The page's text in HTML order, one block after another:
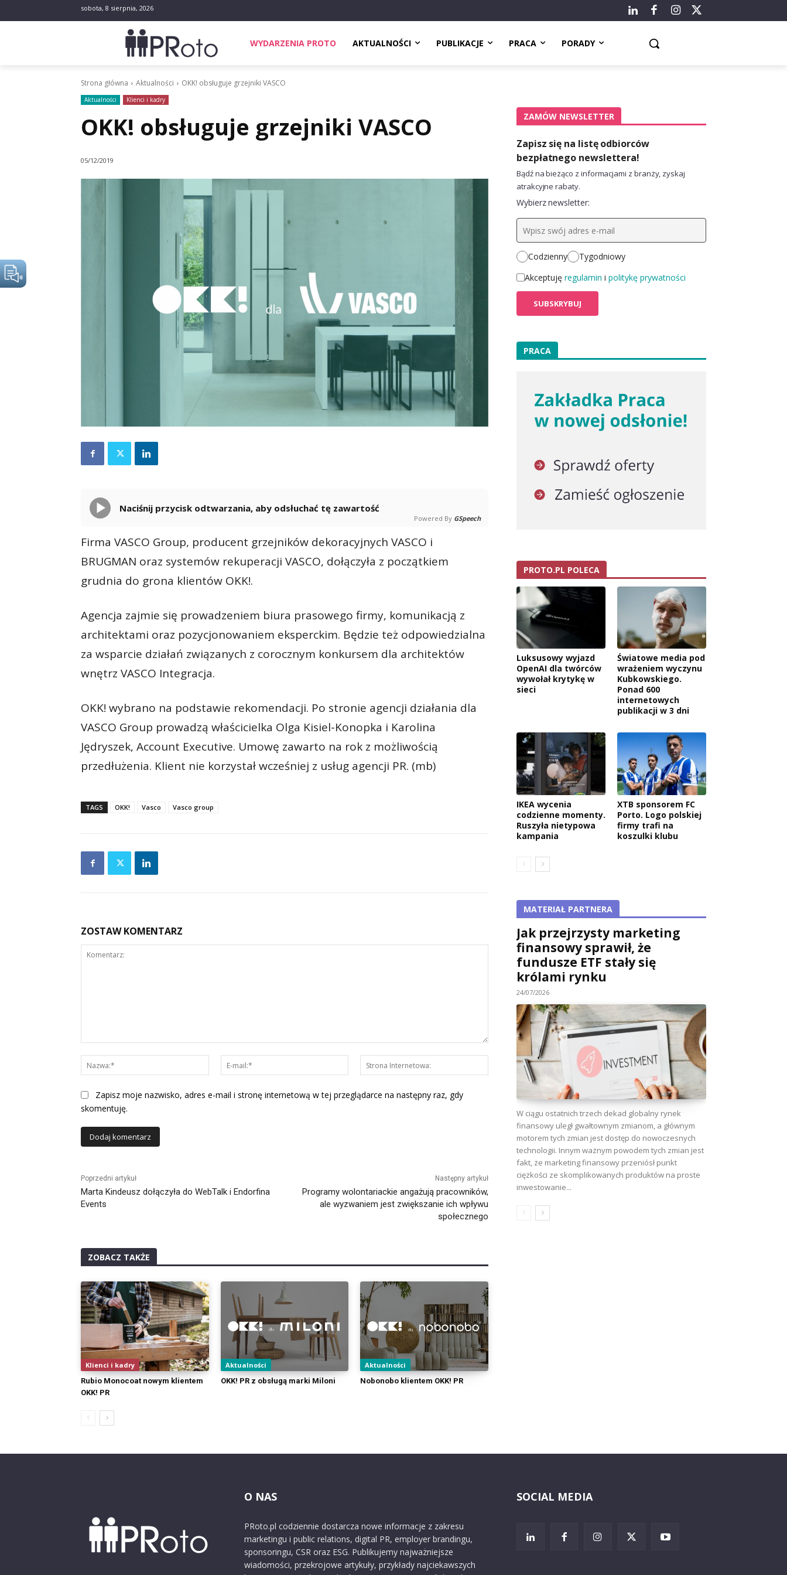
sobota, 8 sierpnia, 2026
WYDARZENIA PROTO AKTUALNOŚCI PUBLIKACJE PRACA PORADY
Strona główna Aktualności OKK! obsługuje grzejniki VASCO
Aktualności Klienci i kadry
OKK! obsługuje grzejniki VASCO
05/12/2019
Naciśnij przycisk odtwarzania, aby odsłuchać tę zawartość
Powered By GSpeech
Firma VASCO Group, producent grzejników dekoracyjnych VASCO i
BRUGMAN oraz systemów rekuperacji VASCO, dołączyła z początkiem
grudnia do grona klientów OKK!.
Agencja zajmie się prowadzeniem biura prasowego firmy, komunikacją z
architektami oraz pozycjonowaniem eksperckim. Będzie też odpowiedzialna
za wsparcie działań związanych z corocznym konkursem dla architektów
wnętrz VASCO Integracja.
OKK! wybrano na podstawie rekomendacji. Po stronie agencji działania dla
VASCO Group prowadzą właścicielka Olga Kisiel-Konopka i Karolina
Jędryszek, Account Executive. Umowę zawarto na rok z możliwością
przedłużenia. Klient nie korzystał wcześniej z usług agencji PR. (mb)
TAGS OKK! Vasco Vasco group
ZOSTAW KOMENTARZ
Nazwa:*
mail:*
Internetowa:
Zapisz moje nazwisko, adres e-mail i stronę internetową w tej przeglądarce na następny raz, gdy
skomentuję.
Poprzedni artykuł
Marta Kindeusz dołączyła do WebTalk i Endorfina
Events
Następny artykuł
Programy wolontariackie angażują pracowników,
ale wyzwaniem jest zwiększanie ich wpływu
społecznego
ZOBACZ TAKŻE
Klienci i kadry
Rubio Monocoat nowym klientem
OKK! PR
Aktualności
OKK! PR z obsługą marki Miloni
Aktualności
Nobonobo klientem OKK! PR
ZAMÓW NEWSLETTER
Zapisz się na listę odbiorców
bezpłatnego newslettera!
Bądź na bieżąco z informacjami z branży, zyskaj
atrakcyjne rabaty.
Wybierz newsletter:
Codzienny
Tygodniowy
Akceptuję regulamin i politykę prywatności
PRACA
PROTO.PL POLECA
Luksusowy wyjazd
OpenAI dla twórców
wywołał krytykę w
sieci
Światowe media pod
wrażeniem wyczynu
Kubkowskiego.
Ponad 600
internetowych
publikacji w 3 dni
IKEA wycenia
codzienne momenty.
Ruszyła nietypowa
kampania
XTB sponsorem FC
Porto. Logo polskiej
firmy trafi na
koszulki klubu
MATERIAŁ PARTNERA
Jak przejrzysty marketing
finansowy sprawił, że
fundusze ETF stały się
królami rynku
24/07/2026
W ciągu ostatnich trzech dekad globalny rynek
finansowy uległ gwałtownym zmianom, a głównym
motorem tych zmian jest dostęp do nowoczesnych
technologii. Innym ważnym powodem tych zmian jest
fakt, że marketing finansowy przeniósł punkt
ciężkości ze skomplikowanych produktów na proste
inwestowanie...
O NAS
PRoto.pl codziennie dostarcza nowe informacje z zakresu
marketingu i public relations, digital PR, employer brandingu,
sponsoringu, CSR oraz ESG. Publikujemy najważniejsze
wiadomości, przekrojowe artykuły, przykłady najciekawszych
SOCIAL MEDIA